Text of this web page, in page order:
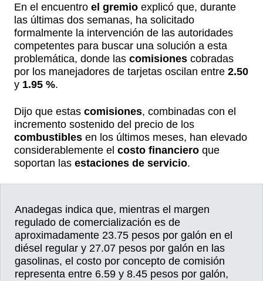
En el encuentro el gremio explicó que, durante
las últimas dos semanas, ha solicitado
formalmente la intervención de las autoridades
competentes para buscar una solución a esta
problemática, donde las comisiones cobradas
por los manejadores de tarjetas oscilan entre 2.50
y 1.95 %.
Dijo que estas comisiones, combinadas con el
incremento sostenido del precio de los
combustibles en los últimos meses, han elevado
considerablemente el costo financiero que
soportan las estaciones de servicio.
Anadegas indica que, mientras el margen
regulado de comercialización es de
aproximadamente 23.75 pesos por galón en el
diésel regular y 27.07 pesos por galón en las
gasolinas, el costo por concepto de comisión
representa entre 6.59 y 8.45 pesos por galón,